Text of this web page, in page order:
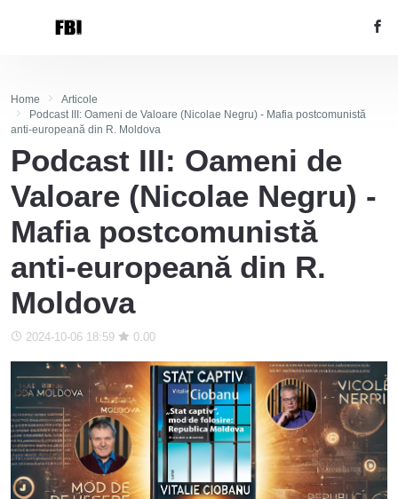
Home
Articole
Podcast III: Oameni de Valoare (Nicolae Negru) - Mafia postcomunistă
anti-europeană din R. Moldova
Podcast III: Oameni de
Valoare (Nicolae Negru) -
Mafia postcomunistă
anti-europeană din R.
Moldova
2024-10-06 18:59 0.00